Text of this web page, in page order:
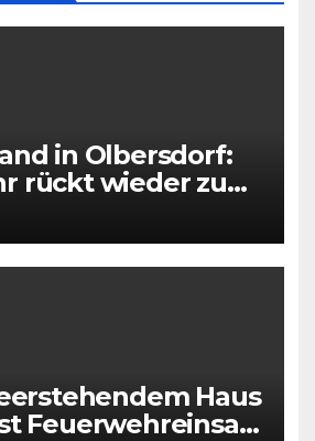
in Olbersdorf:
rückt wieder zu
Haus
Feuerwehreinsatz